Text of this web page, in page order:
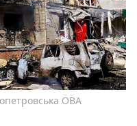
ОВА